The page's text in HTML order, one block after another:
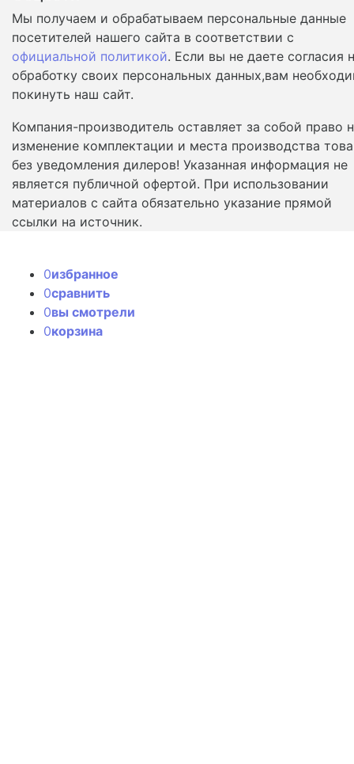
Мы получаем и обрабатываем персональные данные
посетителей нашего сайта в соответствии с
официальной политикой. Если вы не даете согласия
обработку своих персональных данных,вам
покинуть наш сайт.
Компания-производитель оставляет за собой право
изменение комплектации и места производства
без уведомления дилеров! Указанная информация не
является публичной офертой. При использовании
материалов с сайта обязательно указание прямой
ссылки на источник.
0избранное
0сравнить
0вы смотрели
0корзина